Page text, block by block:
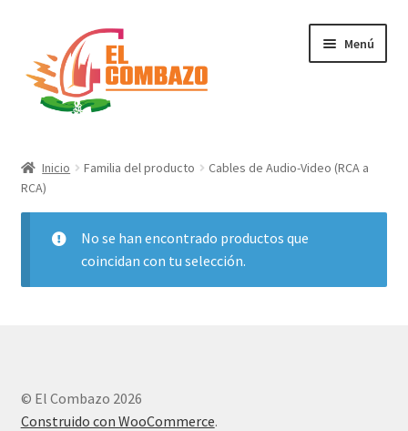
Menú
DJ, Audio e Iluminación PRO
Grabación de Audio & Video
Tecnología
Inicio Familia del producto
Cables de Audio-Video (RCA a
RCA)
No se han encontrado productos que
coincidan con tu selección.
© El Combazo 2026
Construido con WooCommerce.